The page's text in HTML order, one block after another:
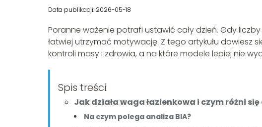
Data publikacji: 2026-05-18
Poranne ważenie potrafi ustawić cały dzień. Gdy
łatwiej utrzymać motywację. Z tego artykułu dowiesz
kontroli masy i zdrowia, a na które modele lepiej nie
Spis treści:
Jak działa waga łazienkowa i czym różni
Na czym polega analiza BIA?